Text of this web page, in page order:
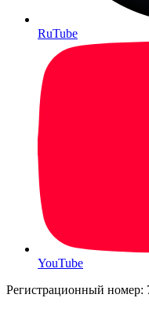
RuTube
YouTube
Регистрационный номер: